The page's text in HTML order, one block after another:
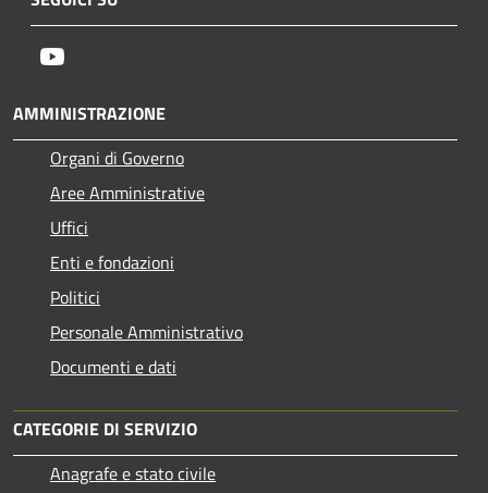
AMMINISTRAZIONE
Organi di Governo
Aree Amministrative
Uffici
Enti e fondazioni
Politici
Personale Amministrativo
Documenti e dati
CATEGORIE DI SERVIZIO
Anagrafe e stato civile